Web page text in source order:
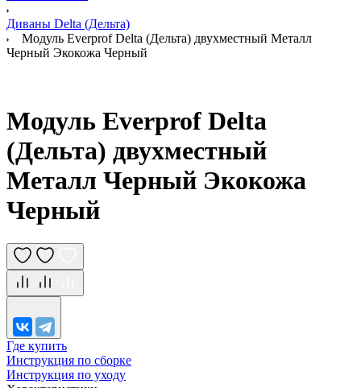
Диваны Delta (Дельта)
Модуль Everprof Delta (Дельта) двухместный Металл
Черный Экокожа Черный
Модуль Everprof Delta
(Дельта) двухместный
Металл Черный Экокожа
Черный
Где купить
Инструкция по сборке
Инструкция по уходу